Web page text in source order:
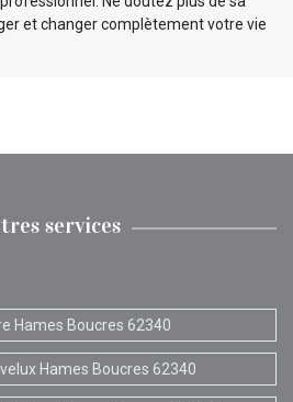
et changer complètement votre vie
services
Hames Boucres 62340
Hames Boucres 62340